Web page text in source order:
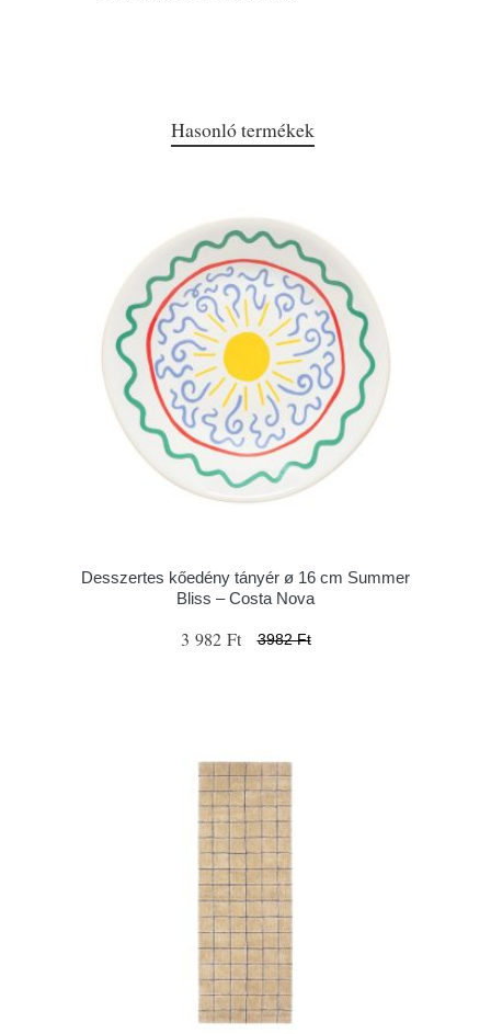
Hasonló termékek
Desszertes kőedény tányér ø 16 cm Summer
Bliss – Costa Nova
3 982 Ft 3982 Ft